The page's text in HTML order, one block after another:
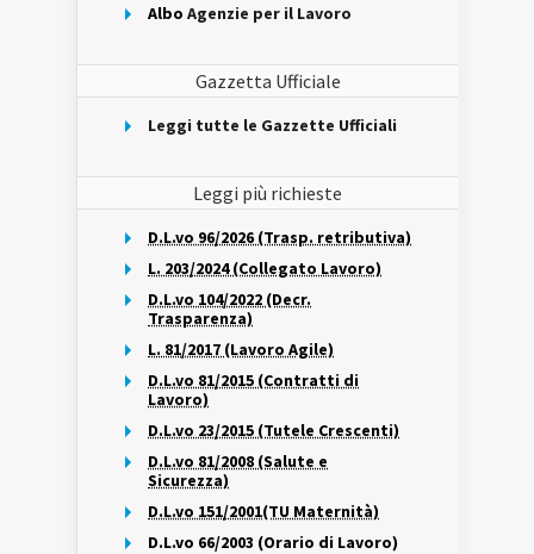
Albo Agenzie per il Lavoro
Gazzetta Ufficiale
Leggi tutte le Gazzette Ufficiali
Leggi più richieste
D.L.vo 96/2026 (Trasp. retributiva)
L. 203/2024 (Collegato Lavoro)
D.L.vo 104/2022 (Decr.
Trasparenza)
L. 81/2017 (Lavoro Agile)
D.L.vo 81/2015 (Contratti di
Lavoro)
D.L.vo 23/2015 (Tutele Crescenti)
D.L.vo 81/2008 (Salute e
Sicurezza)
D.L.vo 151/2001(TU Maternità)
D.L.vo 66/2003 (Orario di Lavoro)